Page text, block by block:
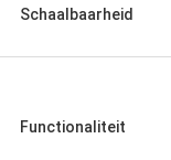
Schaalbaarheid
Functionaliteit